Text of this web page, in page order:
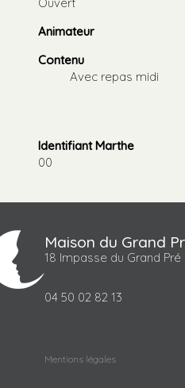
Animateur
Contenu
Avec repas midi
Identifiant Marthe
00
Maison du Grand
18 Impasse du Grand
04 50 02 82 13
Mentions légales